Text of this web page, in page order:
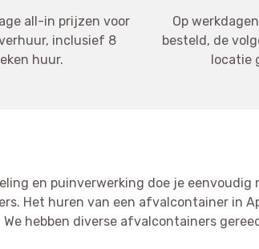
all-in prijzen voor
inclusief 8
huur.
Op
besteld, de
locatie
en puinverwerking doe je eenvoudig
Het huren van een afvalcontainer in
hebben diverse afvalcontainers